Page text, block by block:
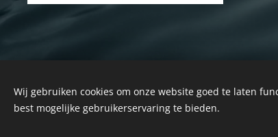
Wij gebruiken cookies om onze website goed te laten
best mogelijke gebruikerservaring te bieden.